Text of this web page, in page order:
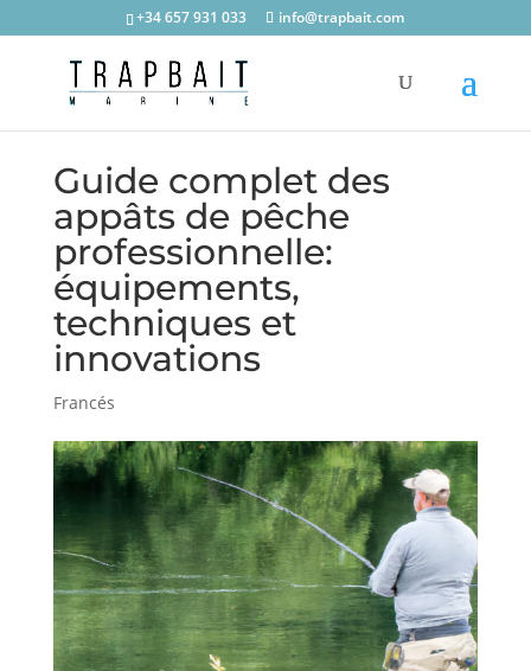
+34 657 931 033 info@trapbait.com
Guide complet des
appâts de pêche
professionnelle:
équipements,
techniques et
innovations
Francés